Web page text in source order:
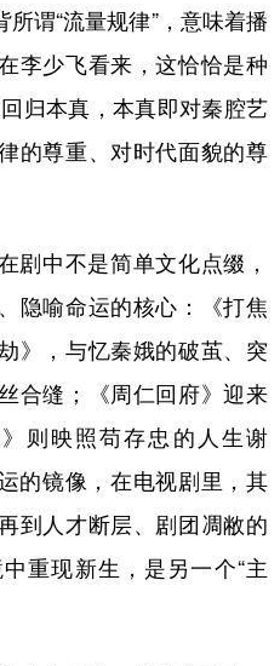
谓“流量规律”，意味着播
李少飞看来，这恰恰是种
归本真，本真即对秦腔艺
的尊重、对时代面貌的尊
中不是简单文化点缀，
隐喻命运的核心：《打焦
》，与忆秦娥的破茧、突
合缝；《周仁回府》迎来
则映照苟存忠的人生谢
的镜像，在电视剧里，其
到人才断层、剧团凋敝的
重现新生，是另一个“主